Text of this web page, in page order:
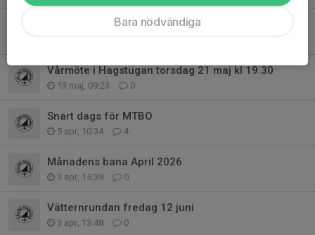
Månadens bana maj
Vårmöte i Hagstugan torsdag 21 maj kl 19.30
13 maj, 09:23 0
Snart dags för MTBO
5 apr, 10:34 4
Månadens bana April 2026
3 apr, 15:39 0
Vätternrundan fredag 12 juni
3 apr, 13:48 0
Bara nödvändiga